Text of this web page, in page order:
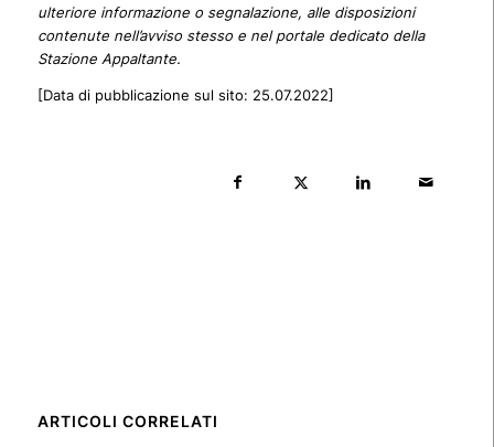
ulteriore informazione o segnalazione, alle disposizioni
contenute nell’avviso stesso e nel portale dedicato della
Stazione Appaltante.
[Data di pubblicazione sul sito: 25.07.2022]
ARTICOLI CORRELATI